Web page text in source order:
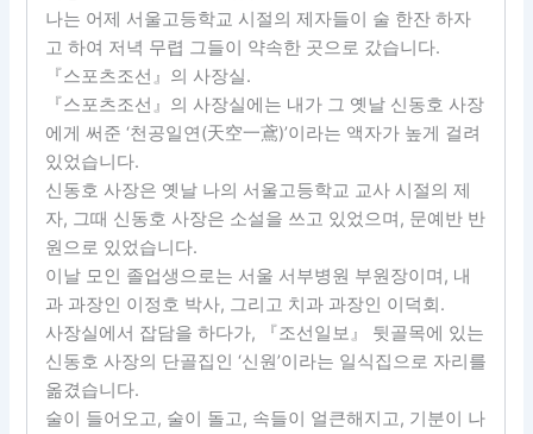
나는 어제 서울고등학교 시절의 제자들이 술 한잔 하자
고 하여 저녁 무렵 그들이 약속한 곳으로 갔습니다.
『스포츠조선』의 사장실.
『스포츠조선』의 사장실에는 내가 그 옛날 신동호 사장
에게 써준 ‘천공일연(天空一鳶)’이라는 액자가 높게 걸려
있었습니다.
신동호 사장은 옛날 나의 서울고등학교 교사 시절의 제
자, 그때 신동호 사장은 소설을 쓰고 있었으며, 문예반 반
원으로 있었습니다.
이날 모인 졸업생으로는 서울 서부병원 부원장이며, 내
과 과장인 이정호 박사, 그리고 치과 과장인 이덕회.
사장실에서 잡담을 하다가, 『조선일보』 뒷골목에 있는
신동호 사장의 단골집인 ‘신원’이라는 일식집으로 자리를
옮겼습니다.
술이 들어오고, 술이 돌고, 속들이 얼큰해지고, 기분이 나